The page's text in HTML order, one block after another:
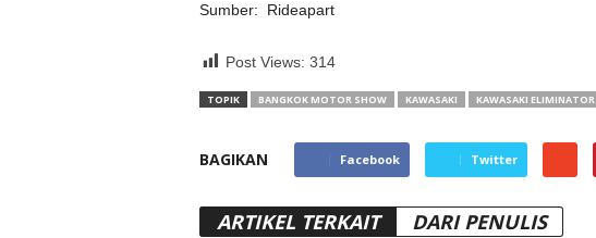
Sumber: Rideapart
Post Views: 314
TOPIK BANGKOK MOTOR SHOW KAWASAKI KAWASAKI ELIMINATOR
BAGIKAN Facebook Twitter
ARTIKEL TERKAIT DARI PENULIS